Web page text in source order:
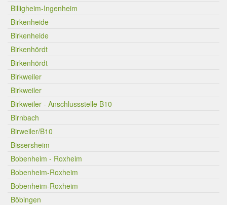
Billigheim-Ingenheim
Birkenheide
Birkenheide
Birkenhördt
Birkenhördt
Birkweiler
Birkweiler
Birkweiler - Anschlussstelle B10
Birnbach
Birweiler/B10
Bissersheim
Bobenheim - Roxheim
Bobenheim-Roxheim
Bobenheim-Roxheim
Böbingen